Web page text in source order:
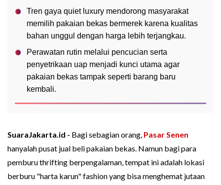
Tren gaya quiet luxury mendorong masyarakat
memilih pakaian bekas bermerek karena kualitas
bahan unggul dengan harga lebih terjangkau.
Perawatan rutin melalui pencucian serta
penyetrikaan uap menjadi kunci utama agar
pakaian bekas tampak seperti barang baru
kembali.
SuaraJakarta.id - Bagi sebagian orang, Pasar Senen
hanyalah pusat jual beli pakaian bekas. Namun bagi para
pemburu thrifting berpengalaman, tempat ini adalah lokasi
berburu "harta karun" fashion yang bisa menghemat jutaan